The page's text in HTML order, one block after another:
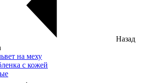
Назад
на меху
с кожей